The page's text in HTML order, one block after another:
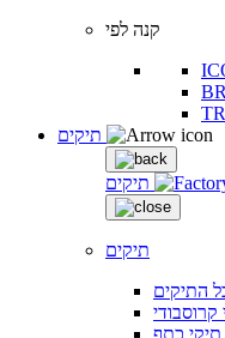
קנה לפי
תיקים
תיקים
התיקים
קרוסבודי
תיקי כתף